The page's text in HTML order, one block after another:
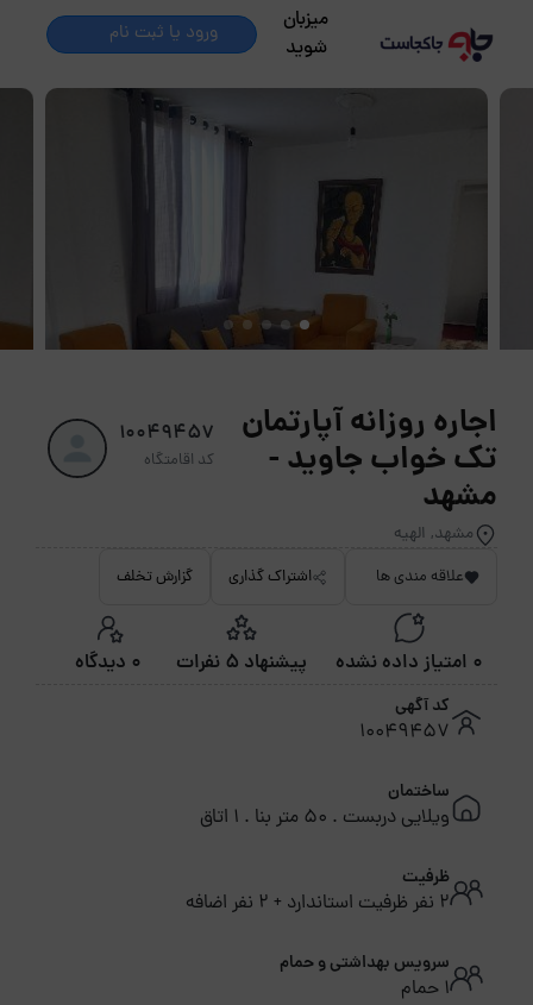
میزبان
شوید
ورود یا ثبت نام
اجاره روزانه آپارتمان
تک خواب جاوید -
مشهد
مشهد, الهیه
10049457
کد اقامتگاه
علاقه مندی ها اشتراک گذاری گزارش تخلف
0 امتیاز داده نشده پیشنهاد 5 نفرات 0 دیدگاه
کد آگهی
10049457
ساختمان
ویلایی دربست . 50 متر بنا . 1 اتاق
ظرفیت
2 نفر ظرفیت استاندارد + 2 نفر اضافه
سرویس بهداشتی و حمام
1 حمام